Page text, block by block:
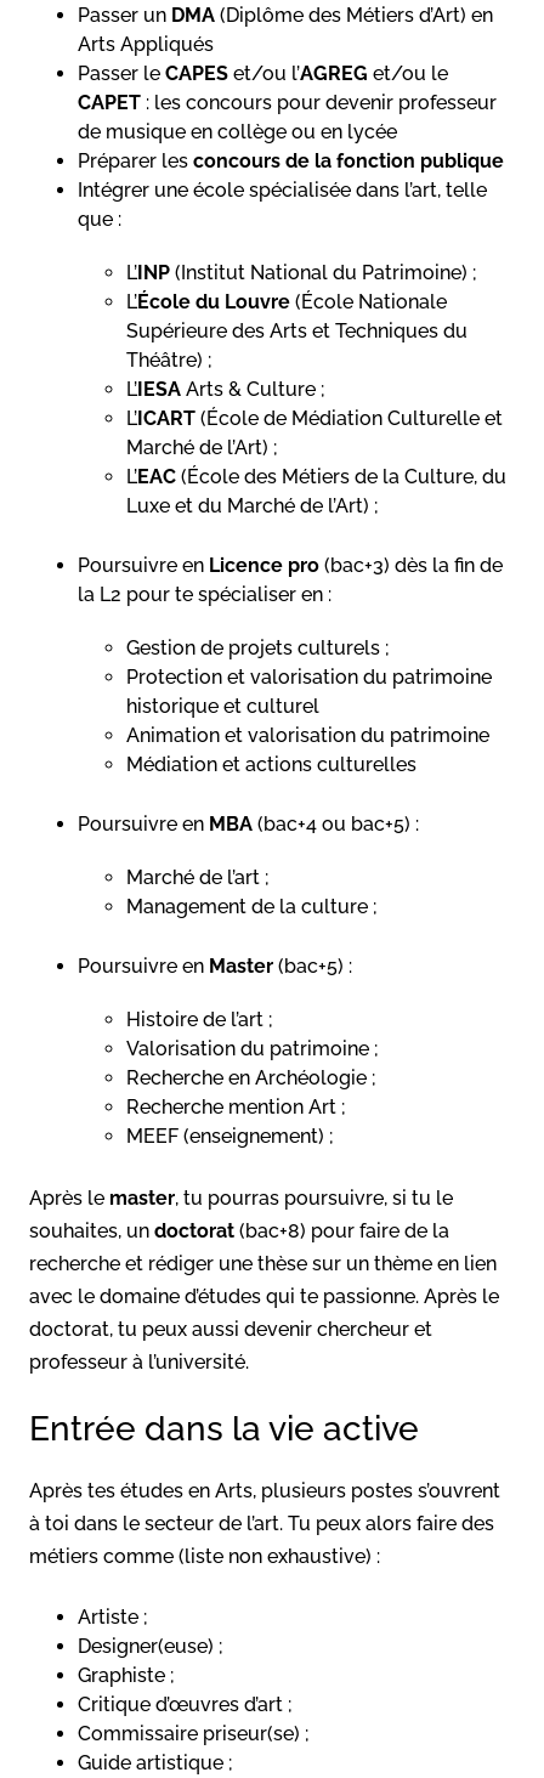
Passer un DMA (Diplôme des Métiers d’Art) en
Arts Appliqués
Passer le CAPES et/ou l’AGREG et/ou le
CAPET : les concours pour devenir professeur
de musique en collège ou en lycée
Préparer les concours de la fonction publique
Intégrer une école spécialisée dans l’art, telle
que :
L’INP (Institut National du Patrimoine) ;
L’École du Louvre (École Nationale
Supérieure des Arts et Techniques du
Théâtre) ;
L’IESA Arts & Culture ;
L’ICART (École de Médiation Culturelle et
Marché de l’Art) ;
L’EAC (École des Métiers de la Culture, du
Luxe et du Marché de l’Art) ;
Poursuivre en Licence pro (bac+3) dès la fin de
la L2 pour te spécialiser en :
Gestion de projets culturels ;
Protection et valorisation du patrimoine
historique et culturel
Animation et valorisation du patrimoine
Médiation et actions culturelles
Poursuivre en MBA (bac+4 ou bac+5) :
Marché de l’art ;
Management de la culture ;
Poursuivre en Master (bac+5) :
Histoire de l’art ;
Valorisation du patrimoine ;
Recherche en Archéologie ;
Recherche mention Art ;
MEEF (enseignement) ;
Après le master, tu pourras poursuivre, si tu le
souhaites, un doctorat (bac+8) pour faire de la
recherche et rédiger une thèse sur un thème en lien
avec le domaine d’études qui te passionne. Après le
doctorat, tu peux aussi devenir chercheur et
professeur à l’université.
Entrée dans la vie active
Après tes études en Arts, plusieurs postes s’ouvrent
à toi dans le secteur de l’art. Tu peux alors faire des
métiers comme (liste non exhaustive) :
Artiste ;
Designer(euse) ;
Graphiste ;
Critique d’œuvres d’art ;
Commissaire priseur(se) ;
Guide artistique ;